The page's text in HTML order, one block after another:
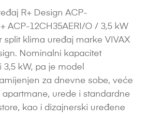
R+ Design ACP-
ACP-12CH35AERI/O / 3,5 kW
split klima uređaj marke VIVAX
Nominalni kapacitet
3,5 kW, pa je model
za dnevne sobe, veće
apartmane, urede i standardne
kao i dizajnerski uređene